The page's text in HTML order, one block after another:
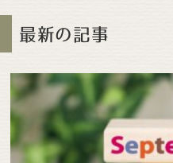
最新の記事